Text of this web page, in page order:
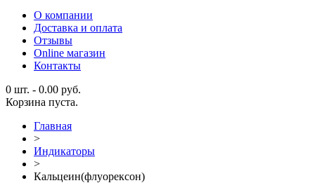
О компании
Доставка и оплата
Отзывы
Online магазин
Контакты
0 шт. - 0.00 руб.
Корзина пуста.
Главная
>
Индикаторы
>
Кальцеин(флуорексон)